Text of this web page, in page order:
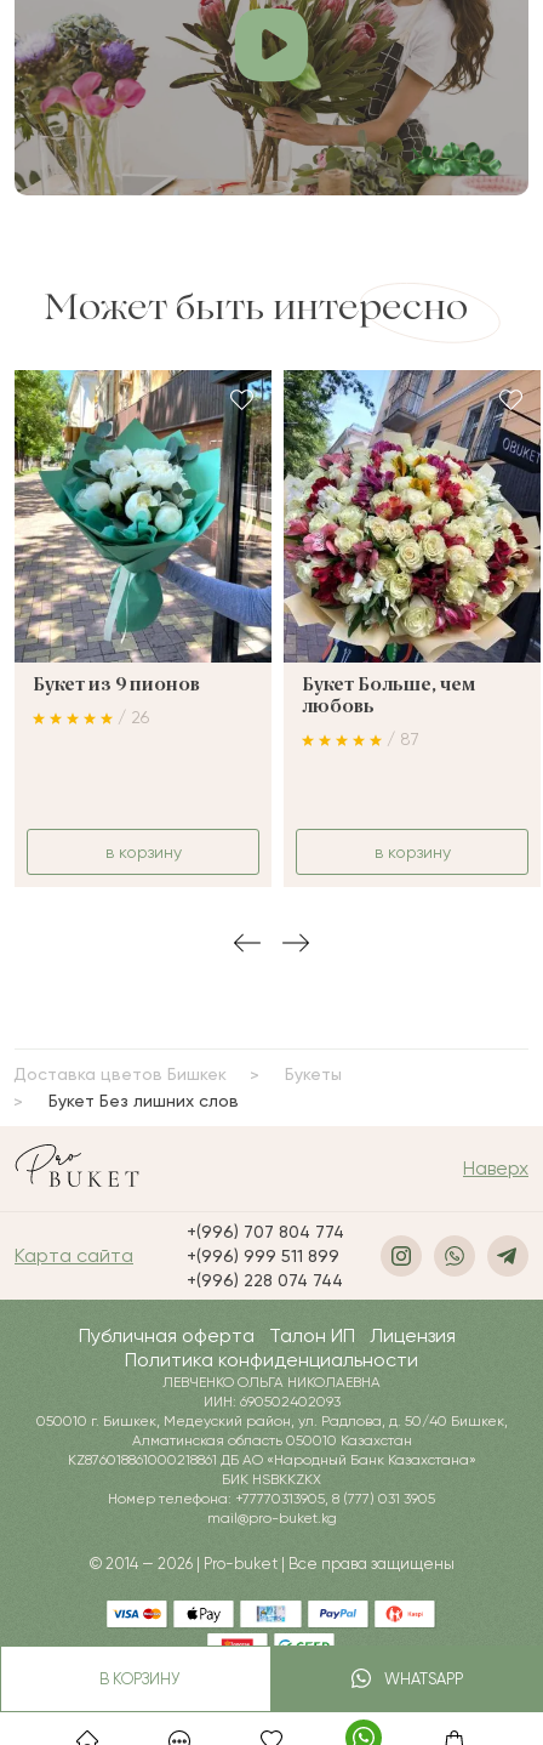
В КОРЗИНУ WHATSAPP
Может быть интересно
Букет из 9 пионов
/ 26
в корзину
Букет Больше, чем
любовь
/ 87
в корзину
Доставка цветов Бишкек
Букеты
Букет Без лишних слов
Наверх
Карта сайта
+(996) 707 804 774
+(996) 999 511 899
+(996) 228 074 744
Публичная оферта Талон ИП
Лицензия
Политика конфиденциальности
ЛЕВЧЕНКО ОЛЬГА НИКОЛАЕВНА
ИИН: 690502402093
050010 г. Бишкек, Медеуский район, ул. Радлова, д. 50/40 Бишкек,
Алматинская область 050010 Казахстан
KZ876018861000218861 ДБ АО «Народный Банк Казахстана»
БИК HSBKKZKX
Номер телефона: +77770313905, 8 (777) 031 3905
mail@pro-buket.kg
© 2014 — 2026 | Pro-buket | Все права защищены